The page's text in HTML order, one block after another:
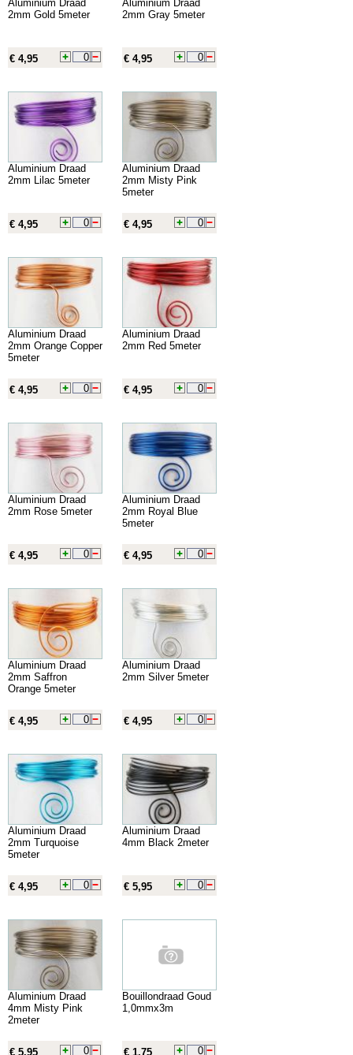
Aluminium Draad
2mm Gold 5meter
€ 4,95
Aluminium Draad
2mm Gray 5meter
€ 4,95
Aluminium Draad
2mm Lilac 5meter
€ 4,95
Aluminium Draad
2mm Misty Pink
5meter
€ 4,95
Aluminium Draad
2mm Orange Copper
5meter
€ 4,95
Aluminium Draad
2mm Red 5meter
€ 4,95
Aluminium Draad
2mm Rose 5meter
€ 4,95
Aluminium Draad
2mm Royal Blue
5meter
€ 4,95
Aluminium Draad
2mm Saffron
Orange 5meter
€ 4,95
Aluminium Draad
2mm Silver 5meter
€ 4,95
Aluminium Draad
2mm Turquoise
5meter
€ 4,95
Aluminium Draad
4mm Black 2meter
€ 5,95
Aluminium Draad
4mm Misty Pink
2meter
€ 5,95
Bouillondraad Goud
1,0mmx3m
€ 1,75